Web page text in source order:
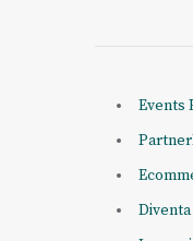
Events